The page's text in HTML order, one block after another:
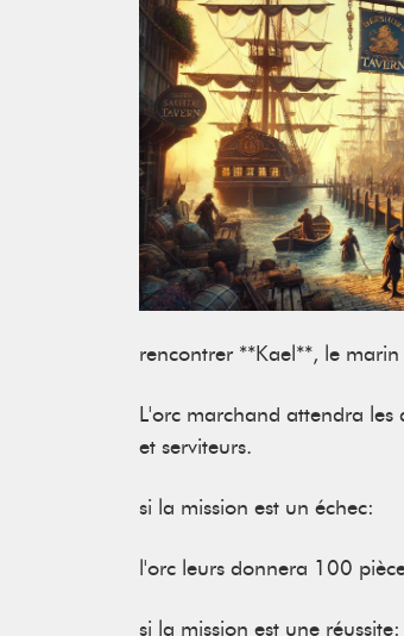
rencontrer **Kael**, le
L 'orc marchand attendra
et serviteurs.
si la mission est un échec:
l'orc leurs donnera 100
si la mission est une réussite: